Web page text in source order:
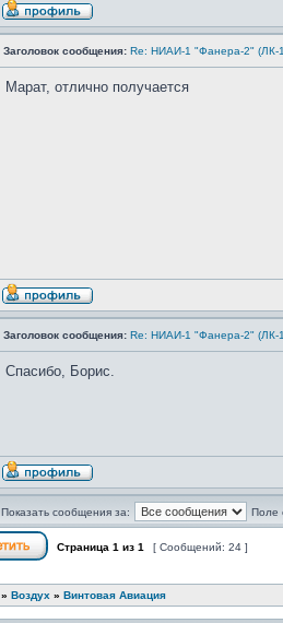
Заголовок сообщения: Re: НИАИ-1 "Фанера-2" (ЛК-
Марат, отлично получается
Заголовок сообщения: Re: НИАИ-1 "Фанера-2" (ЛК-
Спасибо, Борис.
Показать сообщения за: Поле
Страница 1 из 1 [ Сообщений: 24 ]
» Воздух » Винтовая Авиация